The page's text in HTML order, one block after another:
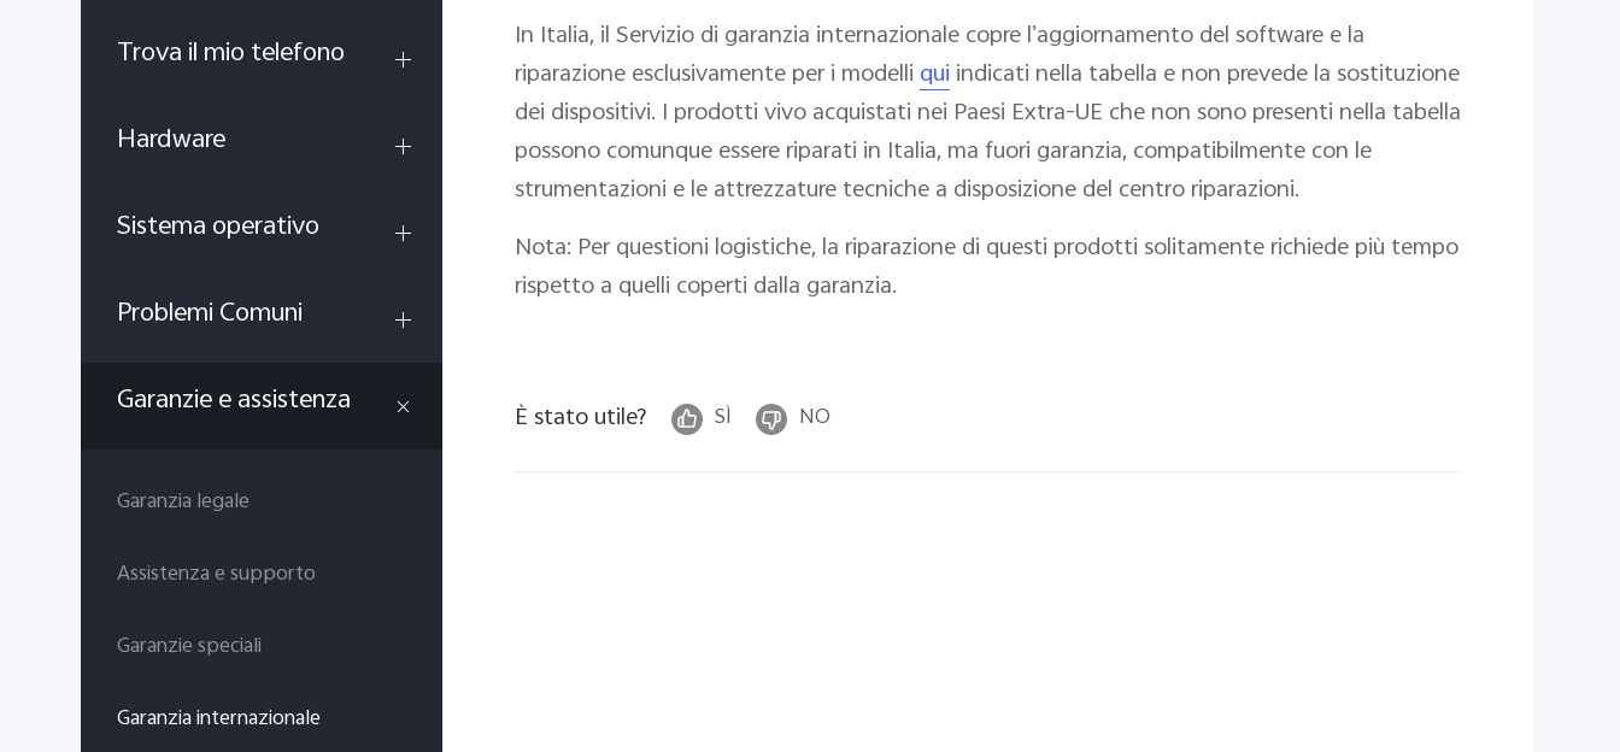
Trova il mio telefono
Hardware
Sistema operativo
Problemi Comuni
Garanzie e assistenza
Garanzia legale
Assistenza e supporto
Garanzie speciali
Garanzia internazionale
In Italia, il Servizio di garanzia internazionale copre l’aggiornamento del software e la
riparazione esclusivamente per i modelli qui indicati nella tabella e non prevede la sostituzione
dei dispositivi. I prodotti vivo acquistati nei Paesi Extra-UE che non sono presenti nella tabella
possono comunque essere riparati in Italia, ma fuori garanzia, compatibilmente con le
strumentazioni e le attrezzature tecniche a disposizione del centro riparazioni.
Nota: Per questioni logistiche, la riparazione di questi prodotti solitamente richiede più tempo
rispetto a quelli coperti dalla garanzia.
È stato utile? SÌ NO